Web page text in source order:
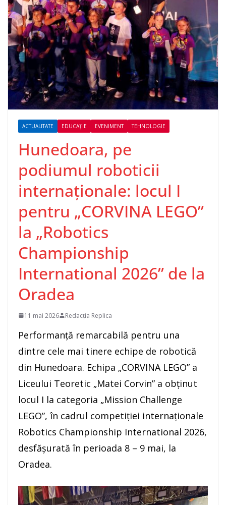
ACTUALITATE EDUCAȚIE EVENIMENT TEHNOLOGIE
Hunedoara, pe
podiumul roboticii
internaționale: locul I
pentru „CORVINA LEGO”
la „Robotics
Championship
International 2026” de la
Oradea
11 mai 2026 Redacția Replica
Performanță remarcabilă pentru una
dintre cele mai tinere echipe de robotică
din Hunedoara. Echipa „CORVINA LEGO” a
Liceului Teoretic „Matei Corvin” a obținut
locul I la categoria „Mission Challenge
LEGO”, în cadrul competiției internaționale
Robotics Championship International 2026,
desfășurată în perioada 8 – 9 mai, la
Oradea.